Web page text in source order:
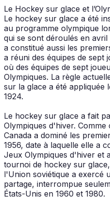
Le Hockey sur glace et
Le hockey sur glace a été
au programme olympique
qui se sont déroulés en
a constitué aussi les
a réuni des équipes de sept
où des équipes de sept
Olympiques. La règle
sur la glace a été appliquée
1924.
Le hockey sur glace a fait
Olympiques d'hiver. Comme
Canada a dominé les
1956, date à laquelle elle a
Jeux Olympiques d'hiver et
tournoi de hockey sur
l'Union soviétique a exercé
partage, interrompue
États-Unis en 1960 et 1980.